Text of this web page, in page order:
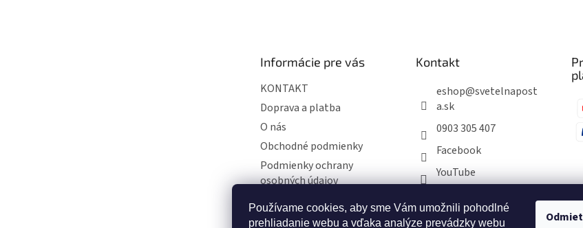
Používame cookies, aby sme Vám umožnili pohodlné
prehliadanie webu a vďaka analýze prevádzky webu
Informácie pre vás
KONTAKT
Doprava a platba
O nás
Obchodné podmienky
Podmienky ochrany
osobných údajov
BLOG
Hodnotenie obchodu
Kontakt
eshop@svetelnapost
a.sk
0903 305 407
Facebook
YouTube